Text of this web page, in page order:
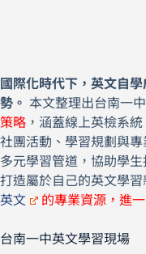
國際化時代下，英文自
勢。 本文整理出台南一
策略 ，涵蓋線上英檢系
社團活動、學習規劃與
多元學習管道，協助學
打造屬於自己的英文學習
英文
的專業資源，進一
台南一中英文學習現場